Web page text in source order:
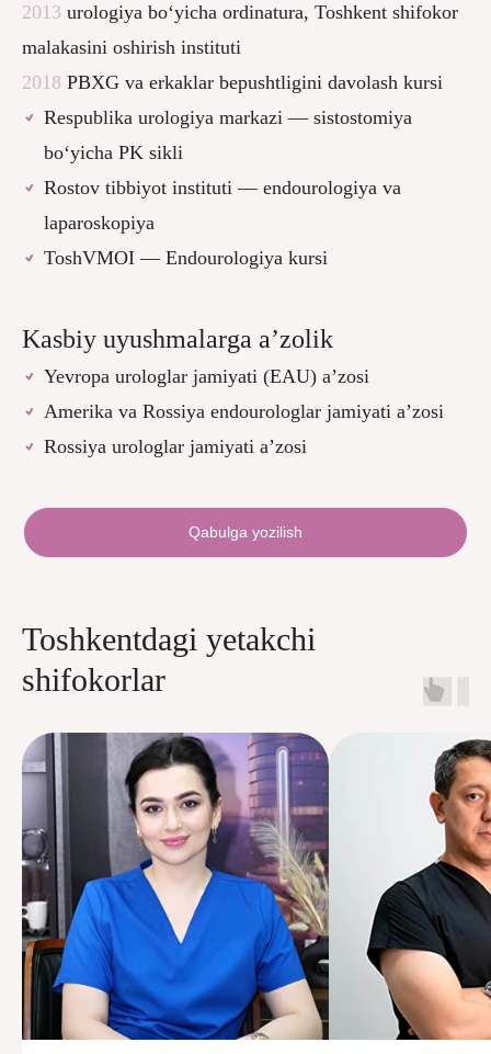
2013 urologiya bo‘yicha ordinatura, Toshkent shifokor
malakasini oshirish instituti
2018 PBXG va erkaklar bepushtligini davolash kursi
Respublika urologiya markazi — sistostomiya
bo‘yicha PK sikli
Rostov tibbiyot instituti — endourologiya va
laparoskopiya
ToshVMOI — Endourologiya kursi
Kasbiy uyushmalarga a’zolik
Yevropa urologlar jamiyati (EAU) a’zosi
Amerika va Rossiya endourologlar jamiyati a’zosi
Rossiya urologlar jamiyati a’zosi
Qabulga yozilish
Toshkentdagi yetakchi
shifokorlar